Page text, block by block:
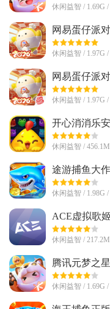
休闲益智 / 1.69G /
网易蛋仔派
版
休闲益智 / 1.97G /
网易蛋仔派
版
休闲益智 / 1.97G /
开心消消乐
休闲益智 / 456.1M
途游捕鱼大
手机最新版
休闲益智 / 1.98G /
ACE虚拟歌
休闲益智 /
腾讯元梦之
休闲益智 / 1.69G /